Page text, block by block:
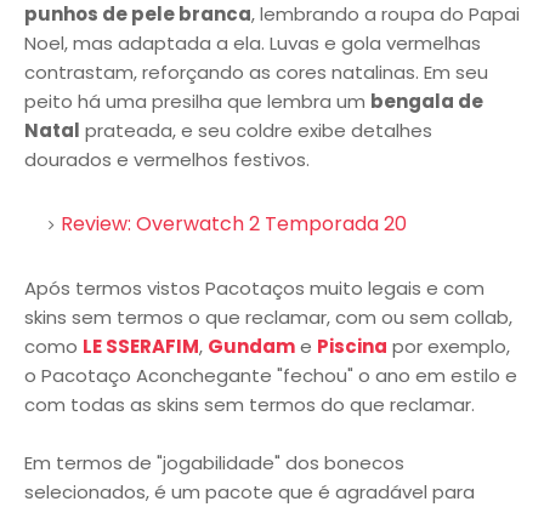
punhos de pele branca, lembrando a roupa do Papai
Noel, mas adaptada a ela. Luvas e gola vermelhas
contrastam, reforçando as cores natalinas. Em seu
peito há uma presilha que lembra um bengala de
Natal prateada, e seu coldre exibe detalhes
dourados e vermelhos festivos.
Review: Overwatch 2 Temporada 20
Após termos vistos Pacotaços muito legais e com
skins sem termos o que reclamar, com ou sem collab,
como LE SSERAFIM, Gundame Piscina por exemplo,
o Pacotaço Aconchegante "fechou" o ano em estilo e
com todas as skins sem termos do que reclamar.
Em termos de "jogabilidade" dos bonecos
selecionados, é um pacote que é agradável para